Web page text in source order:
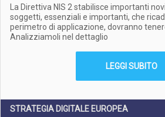
La Direttiva NIS 2 stabilisce importanti
soggetti, essenziali e importanti, che
perimetro di applicazione, dovranno
Analizziamoli nel dettaglio
LEGGI SUBITO
STRATEGIA DIGITALE EUROPEA